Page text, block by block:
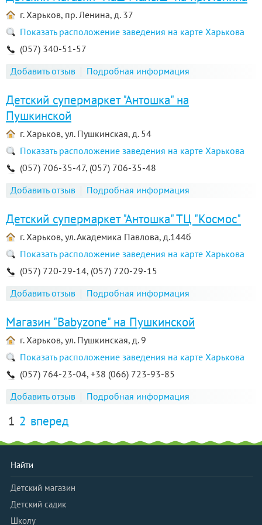
г. Харьков, пр. Ленина, д. 37
Показать расположение заведения на карте Харькова
(057) 340-51-57
Добавить отзыв
Подробная информация
Детский супермаркет "Антошка" на
Пушкинской
г. Харьков, ул. Пушкинская, д. 54
Показать расположение заведения на карте Харькова
(057) 706-35-47, (057) 706-35-48
Добавить отзыв
Подробная информация
Детский супермаркет "Антошка" ТЦ "Космос"
г. Харьков, ул. Академика Павлова, д.144б
Показать расположение заведения на карте Харькова
(057) 720-29-14, (057) 720-29-15
Добавить отзыв
Подробная информация
Магазин "Babyzone" на Пушкинской
г. Харьков, ул. Пушкинская, д. 9
Показать расположение заведения на карте Харькова
(057) 764-23-04, +38 (066) 723-93-85
Добавить отзыв
Подробная информация
1 2 вперед
Найти
Детский магазин
Детский садик
Школу